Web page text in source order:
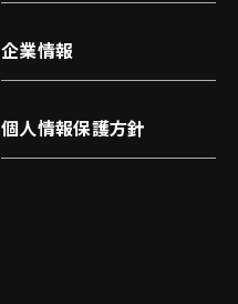
企業情報
個人情報保護方針